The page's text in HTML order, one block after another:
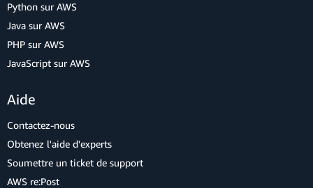
Python sur AWS
Java sur AWS
PHP sur AWS
JavaScript sur AWS
Aide
Contactez-nous
Obtenez l'aide d'experts
Soumettre un ticket de support
AWS re:Post